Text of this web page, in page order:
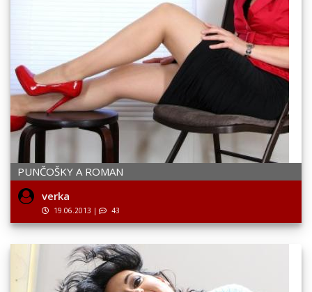
PUNČOŠKY A ROMAN
verka
19.06.2013 | 43